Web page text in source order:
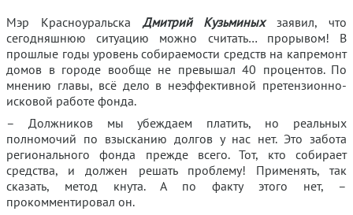
Мэр Красноуральска Дмитрий Кузьминыхзаявил, что
сегодняшнюю ситуацию можно считать… прорывом! В
прошлые годы уровень собираемости средств на капремонт
домов в городе вообще не превышал 40 процентов. По
мнению главы, всё дело в неэффективной претензионно-
исковой работе фонда.
– Должников мы убеждаем платить, но реальных
полномочий по взысканию долгов у нас нет. Это забота
регионального фонда прежде всего. Тот, кто собирает
средства, и должен решать проблему! Применять, так
сказать, метод кнута. А по факту этого нет, –
прокомментировал он.